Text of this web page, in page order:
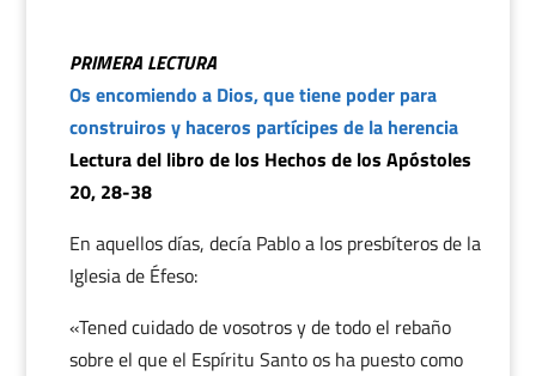
PRIMERA LECTURA
Os encomiendo a Dios, que tiene poder para
construiros y haceros partícipes de la herencia
Lectura del libro de los Hechos de los Apóstoles
20, 28-38
En aquellos días, decía Pablo a los presbíteros de la
Iglesia de Éfeso:
«Tened cuidado de vosotros y de todo el rebaño
sobre el que el Espíritu Santo os ha puesto como